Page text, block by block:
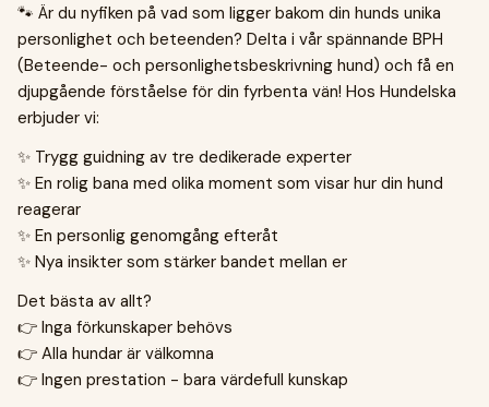
🐾 Är du nyfiken på vad som ligger bakom din hunds unika
personlighet och beteenden? Delta i vår spännande BPH
(Beteende- och personlighetsbeskrivning hund) och få en
djupgående förståelse för din fyrbenta vän! Hos Hundelska
erbjuder vi:
✨ Trygg guidning av tre dedikerade experter
✨ En rolig bana med olika moment som visar hur din hund
reagerar
✨ En personlig genomgång efteråt
✨ Nya insikter som stärker bandet mellan er
Det bästa av allt?
👉 Inga förkunskaper behövs
👉 Alla hundar är välkomna
👉 Ingen prestation - bara värdefull kunskap